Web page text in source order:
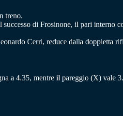
treno.
di Frosinone, il pari interno
Cerri, reduce dalla doppietta
a 4.35, mentre il pareggio (X) vale